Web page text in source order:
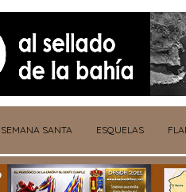
SEMANA SANTA ESQUELAS